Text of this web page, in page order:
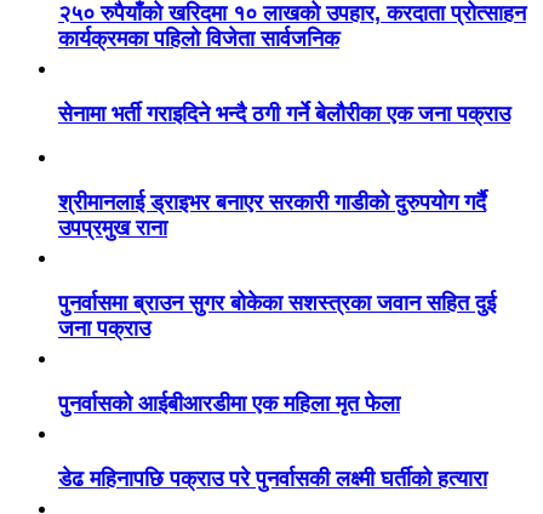
२५० रुपैयाँको खरिदमा १० लाखको उपहार, करदाता प्रोत्साहन
कार्यक्रमका पहिलो विजेता सार्वजनिक
सेनामा भर्ती गराइदिने भन्दै ठगी गर्ने बेलौरीका एक जना पक्राउ
श्रीमानलाई ड्राइभर बनाएर सरकारी गाडीको दुरुपयोग गर्दै
उपप्रमुख राना
पुनर्वासमा ब्राउन सुगर बोकेका सशस्त्रका जवान सहित दुई
जना पक्राउ
पुनर्वासको आईबीआरडीमा एक महिला मृत फेला
डेढ महिनापछि पक्राउ परे पुनर्वासकी लक्ष्मी घर्तीको हत्यारा